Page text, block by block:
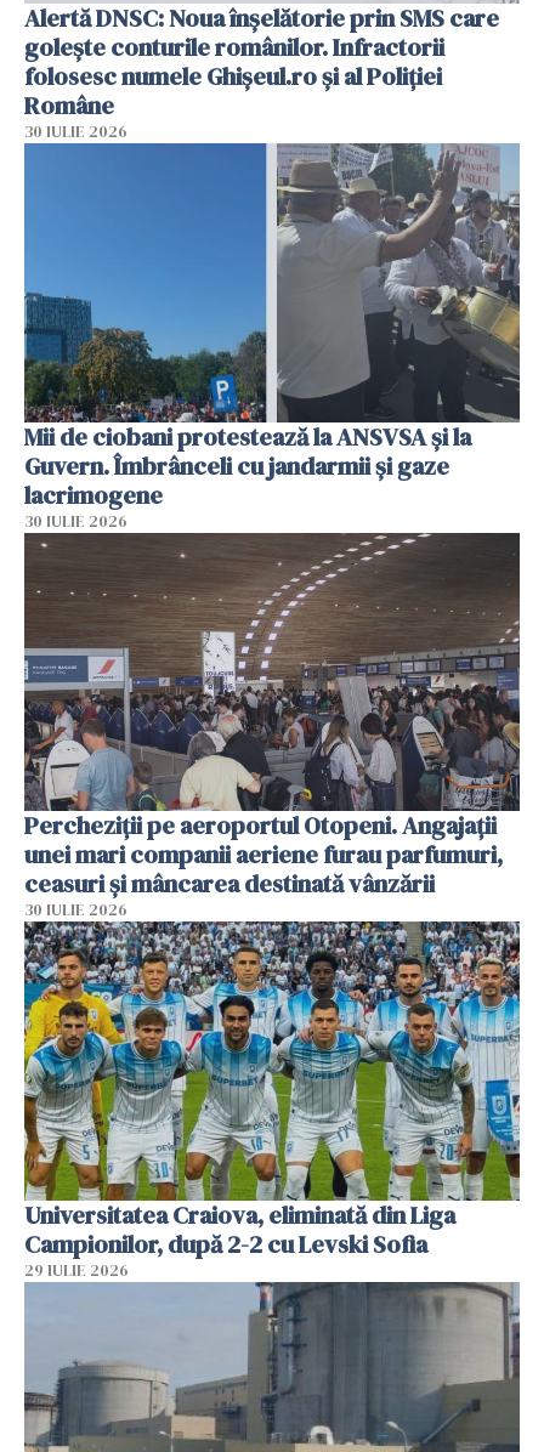
Alertă DNSC: Noua înșelătorie prin SMS care
golește conturile românilor. Infractorii
folosesc numele Ghișeul.ro și al Poliției
Române
30 IULIE 2026
Mii de ciobani protestează la ANSVSA și la
Guvern. Îmbrânceli cu jandarmii și gaze
lacrimogene
30 IULIE 2026
Percheziții pe aeroportul Otopeni. Angajații
unei mari companii aeriene furau parfumuri,
ceasuri și mâncarea destinată vânzării
30 IULIE 2026
Universitatea Craiova, eliminată din Liga
Campionilor, după 2-2 cu Levski Sofia
29 IULIE 2026